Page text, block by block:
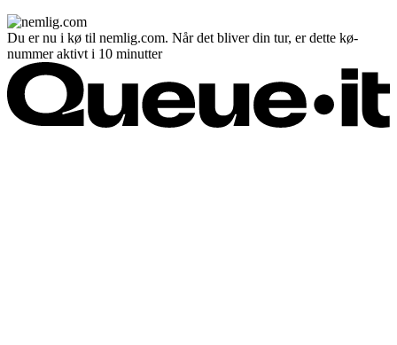
Du er nu i kø til nemlig.com. Når det bliver din tur, er dette kø-
nummer aktivt i 10 minutter